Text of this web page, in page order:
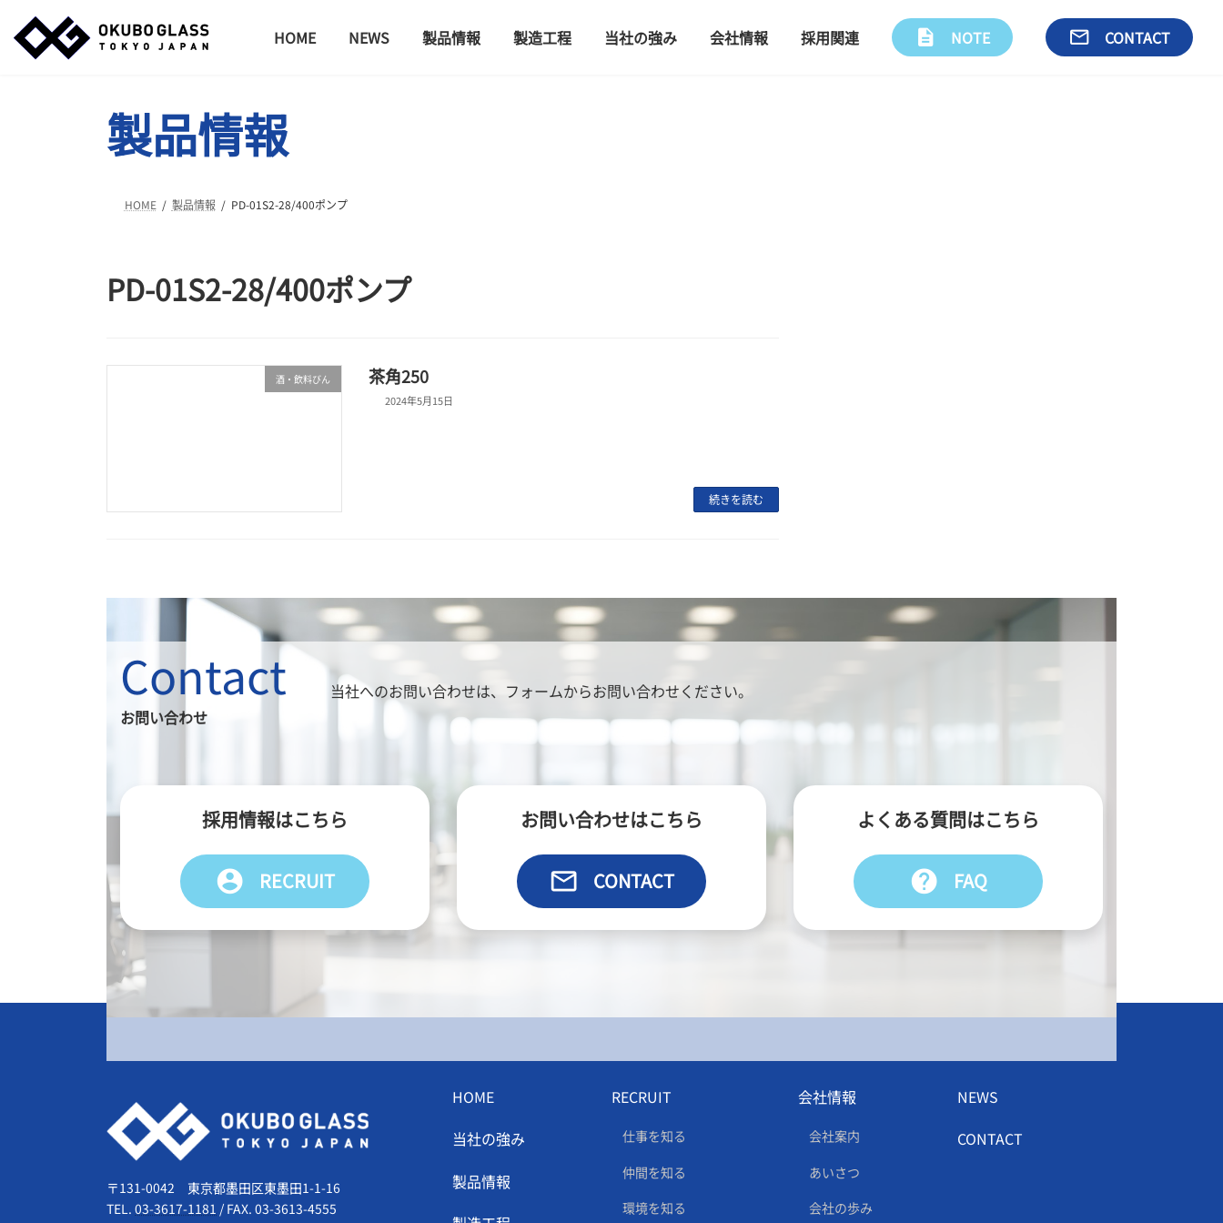
HOME NEWS 製品情報 製造工程 当社の強み 会社情報 採用関連 description NOTE email CONTACT
製品情報
HOME 製品情報 PD-01S2-28/400ポンプ
PD-01S2-28/400ポンプ
酒・飲料びん 茶角250
2024年5月15日
続きを読む
お問い合わせ
Contact 当社へのお問い合わせは、 フォームからお問い合わせください。
採用情報はこちら
account_circle RECRUIT
お問い合わせはこちら
email CONTACT
よくある質問はこちら
help FAQ
会社情報
〒131-0042 東京都墨田区東墨田1-1-16
TEL. 03-3617-1181 / FAX. 03-3613-4555
HOME
当社の強み
製品情報
RECRUIT
仕事を知る
仲間を知る
環境を知る
会社情報
会社案内
あいさつ
会社の歩み
NEWS
CONTACT